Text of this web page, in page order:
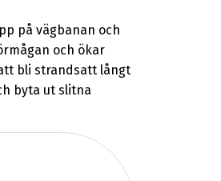
på vägbanan och
och ökar
bli strandsatt långt
byta ut slitna